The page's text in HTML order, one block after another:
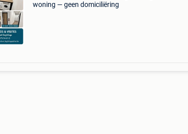
woning — geen domiciliëring